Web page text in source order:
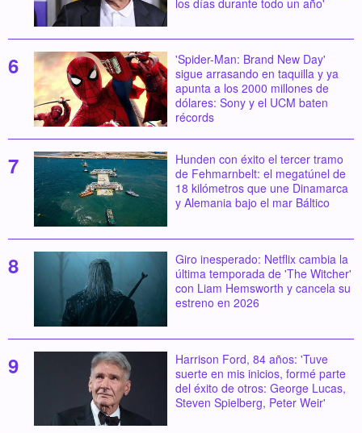
'Spider-Man: Brand New Day'
sigue arrasando en taquilla y ya
apunta a los 2000 millones de
dólares: Sony y el UCM baten
récords
Hunden con éxito el tercer tramo
de Fehmarnbelt: el megatúnel de
18 kilómetros que une Dinamarca
y Alemania bajo el mar Báltico
Giro inesperado: Netflix cambia la
última temporada de 'The Witcher'
con Liam Hemsworth y cancela su
estreno en 2026
Harrison Ford, 84 años: 'Tuve
suerte en mis inicios, formé parte
del éxito de otros: George Lucas,
Steven Spielberg, Peter Weir'